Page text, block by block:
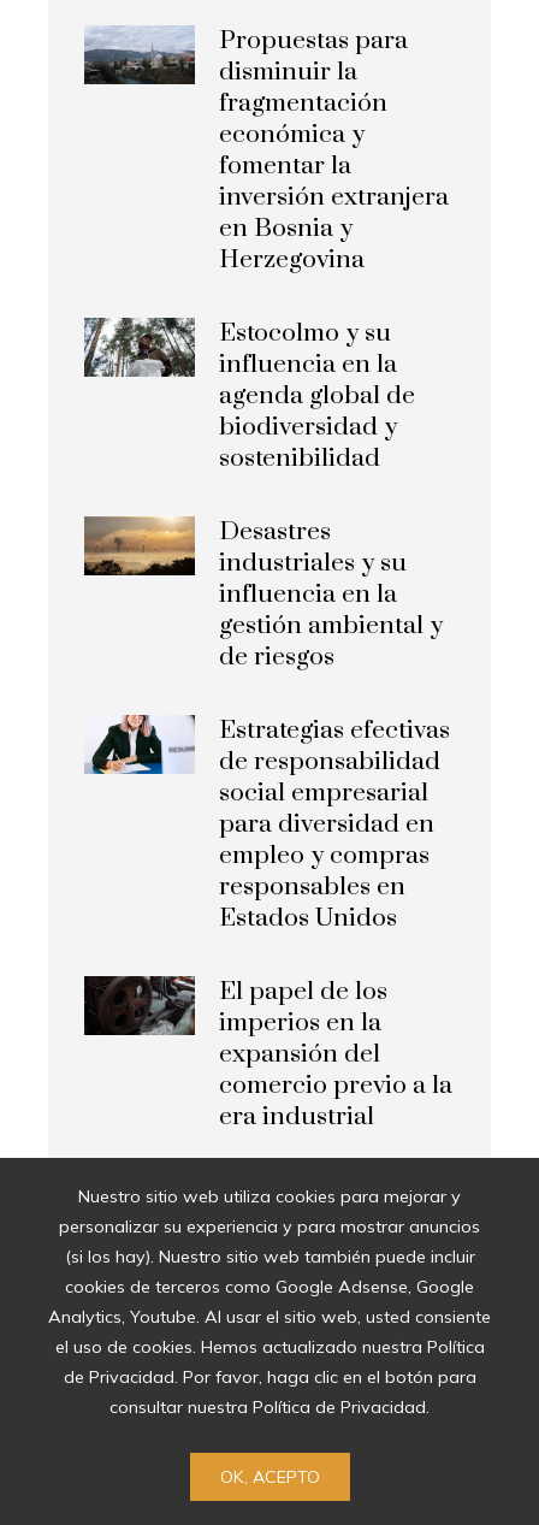
Nuestro sitio web utiliza cookies para mejorar y
personalizar su experiencia y para mostrar anuncios
(si los hay). Nuestro sitio web también puede incluir
cookies de terceros como Google Adsense, Google
Analytics, Youtube. Al usar el sitio web, usted consiente
el uso de cookies. Hemos actualizado nuestra Política
de Privacidad. Por favor, haga clic en el botón para
consultar nuestra Política de Privacidad.
OK, ACEPTO
Propuestas para
disminuir la
fragmentación
económica y
fomentar la
inversión extranjera
en Bosnia y
Herzegovina
Estocolmo y su
influencia en la
agenda global de
biodiversidad y
sostenibilidad
Desastres
industriales y su
influencia en la
gestión ambiental y
de riesgos
Estrategias efectivas
de responsabilidad
social empresarial
para diversidad en
empleo y compras
responsables en
Estados Unidos
El papel de los
imperios en la
expansión del
comercio previo a la
era industrial
Las 15 misiones
espaciales que
ampliaron los
horizontes del
cosmos
Casos de éxito que
demuestran el valor
de las pruebas de
conocimiento cero